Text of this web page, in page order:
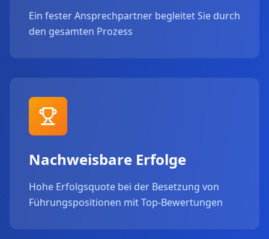
Ein fester Ansprechpartner begleitet Sie durch
den gesamten Prozess
Nachweisbare Erfolge
Hohe Erfolgsquote bei der Besetzung von
Führungspositionen mit Top-Bewertungen